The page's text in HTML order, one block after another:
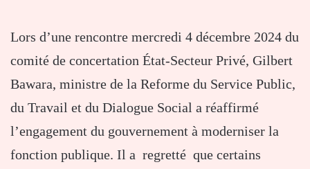
Lors d’une rencontre mercredi 4 décembre 2024 du
comité de concertation État-Secteur Privé, Gilbert
Bawara, ministre de la Reforme du Service Public,
du Travail et du Dialogue Social a réaffirmé
l’engagement du gouvernement à moderniser la
fonction publique. Il a regretté que certains